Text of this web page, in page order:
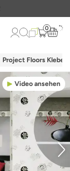
0
Project Floors
Video ansehen